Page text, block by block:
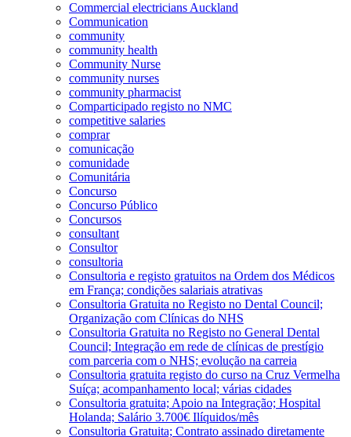
Commercial electricians Auckland
Communication
community
community health
Community Nurse
community nurses
community pharmacist
Comparticipado registo no NMC
competitive salaries
comprar
comunicação
comunidade
Comunitária
Concurso
Concurso Público
Concursos
consultant
Consultor
consultoria
Consultoria e registo gratuitos na Ordem dos Médicos
em França; condições salariais atrativas
Consultoria Gratuita no Registo no Dental Council;
Organização com Clínicas do NHS
Consultoria Gratuita no Registo no General Dental
Council; Integração em rede de clínicas de prestígio
com parceria com o NHS; evolução na carreia
Consultoria gratuita registo do curso na Cruz Vermelha
Suíça; acompanhamento local; várias cidades
Consultoria gratuita; Apoio na Integração; Hospital
Holanda; Salário 3.700€ Ilíquidos/mês
Consultoria Gratuita; Contrato assinado diretamente